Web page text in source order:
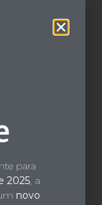
para
2025, a
novo